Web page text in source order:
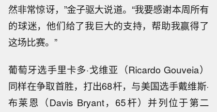
然非常惊讶，”金子驱大说道。“我要感谢本周所有
的球迷，他们给了我巨大的支持，帮助我赢得了
这场比赛。”
葡萄牙选手里卡多·戈维亚（Ricardo Gouveia）
同样在争取首胜，打出68杆，与美国选手戴维斯·
布莱恩（Davis Bryant，65杆）并列位于第二